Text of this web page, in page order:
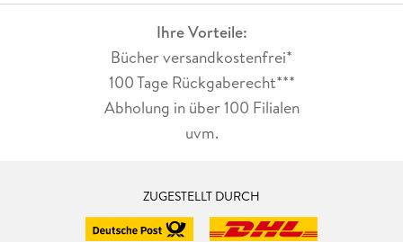
Ihre Vorteile:
Bücher versandkostenfrei*
100 Tage Rückgaberecht***
Abholung in über 100 Filialen
uvm.
ZUGESTELLT DURCH